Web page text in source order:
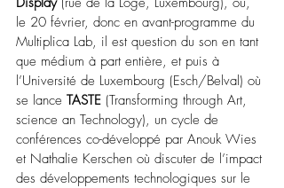
le 20 février, donc en avant-programme du
Multiplica Lab, il est question du son en tant
que médium à part entière, et puis à
l’Université de Luxembourg (Esch/Belval) où
se lance TASTE (Transforming through Art,
science an Technology), un cycle de
conférences co-développé par Anouk Wies
et Nathalie Kerschen où discuter de l’impact
des développements technologiques sur le